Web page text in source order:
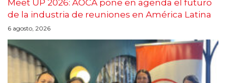
Meet UP 2026: AOCA pone en agenda el futuro
de la industria de reuniones en América Latina
6 agosto, 2026